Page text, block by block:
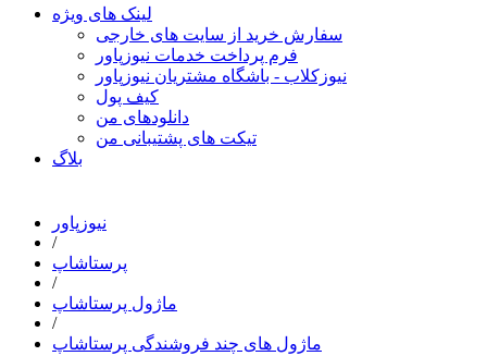
لینک های ویژه
سفارش خرید از سایت های خارجی
فرم پرداخت خدمات نیوزپاور
نیوزکلاب - باشگاه مشتریان نیوزپاور
کیف پول
دانلودهای من
تیکت های پشتیبانی من
بلاگ
نیوزپاور
/
پرستاشاپ
/
ماژول پرستاشاپ
/
ماژول های چند فروشندگی پرستاشاپ